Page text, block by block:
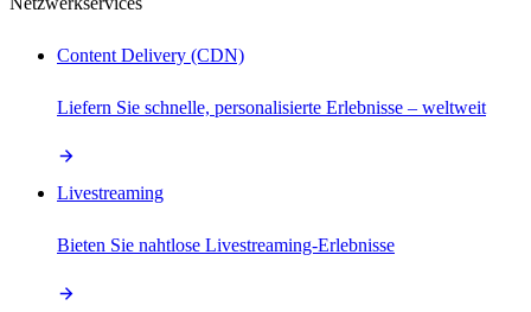
Content Delivery (CDN)
Liefern Sie schnelle, personalisierte Erlebnisse – weltweit
Livestreaming
Bieten Sie nahtlose Livestreaming-Erlebnisse